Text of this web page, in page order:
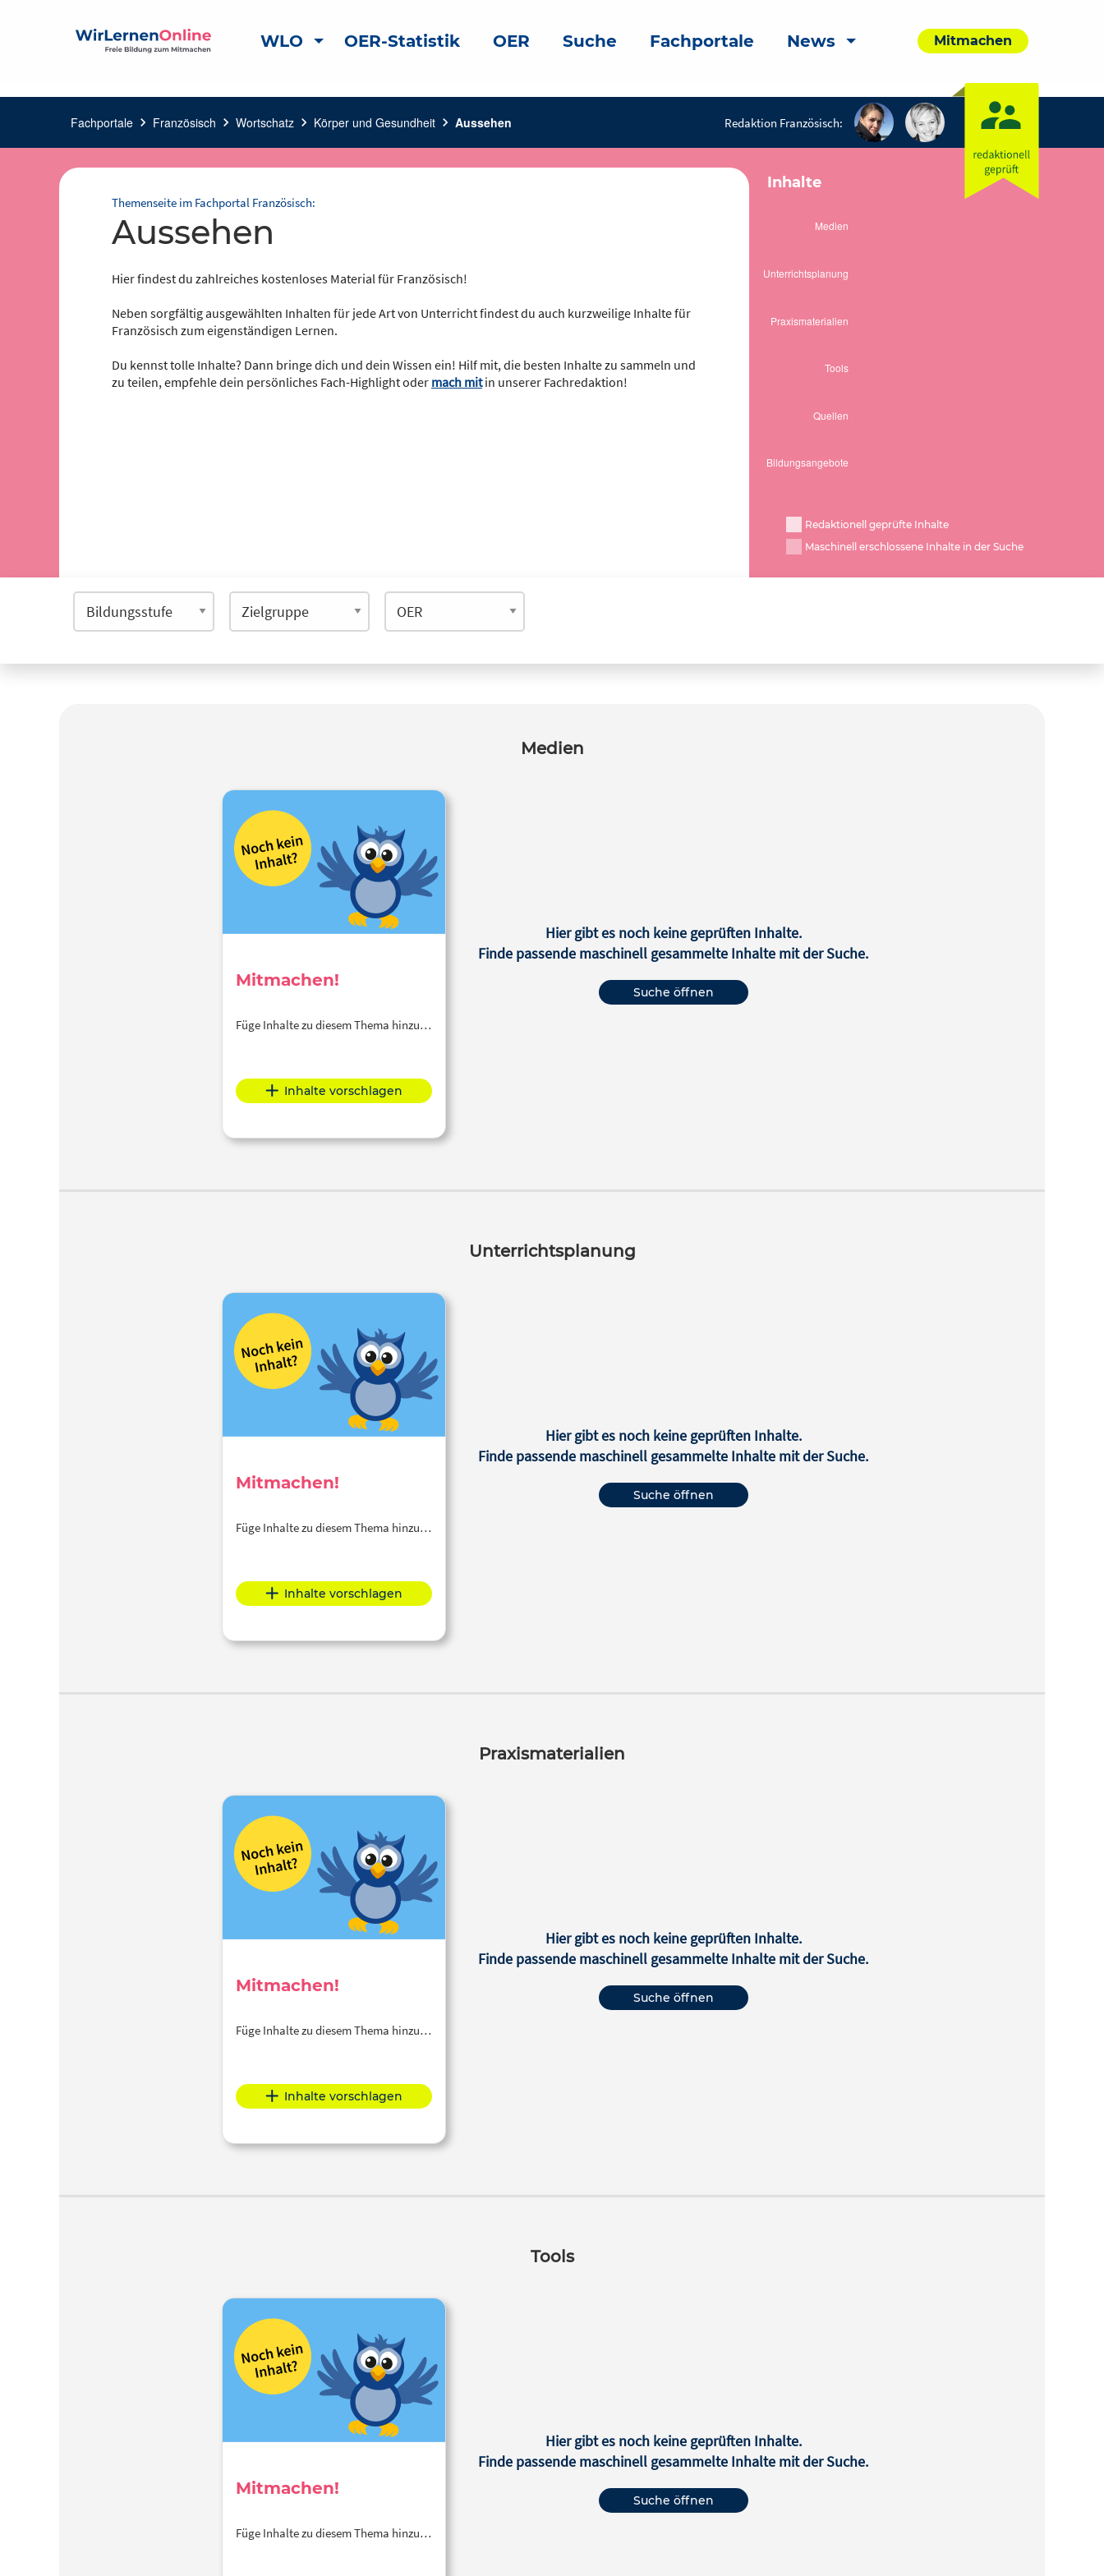
WLO OER-Statistik OER Suche Fachportale News Mitmachen
Fachportale chevron_right Französisch chevron_right Wortschatz chevron_right Körper und Gesundheit chevron_right Aussehen Redaktion Französisch:
Themenseite im Fachportal Französisch:
Aussehen
Hier findest du zahlreiches kostenloses Material für Französisch!
Neben sorgfältig ausgewählten Inhalten für jede Art von Unterricht findest du auch kurzweilige Inhalte für
Französisch zum eigenständigen Lernen.
Du kennst tolle Inhalte? Dann bringe dich und dein Wissen ein! Hilf mit, die besten Inhalte zu sammeln und
zu teilen, empfehle dein persönliches Fach-Highlight oder mach mitin unserer Fachredaktion!
Inhalte
Redaktionell geprüfte Inhalte
Maschinell erschlossene Inhalte in der Suche
Medien
Mitmachen!
Füge Inhalte zu diesem Thema hinzu…
Inhalte vorschlagen
Hier gibt es noch keine geprüften Inhalte.
Finde passende maschinell gesammelte Inhalte mit der Suche.
Suche öffnen
Unterrichtsplanung
Mitmachen!
Füge Inhalte zu diesem Thema hinzu…
Inhalte vorschlagen
Hier gibt es noch keine geprüften Inhalte.
Finde passende maschinell gesammelte Inhalte mit der Suche.
Suche öffnen
Praxismaterialien
Mitmachen!
Füge Inhalte zu diesem Thema hinzu…
Inhalte vorschlagen
Hier gibt es noch keine geprüften Inhalte.
Finde passende maschinell gesammelte Inhalte mit der Suche.
Suche öffnen
Tools
Mitmachen!
Füge Inhalte zu diesem Thema hinzu…
Hier gibt es noch keine geprüften Inhalte.
Finde passende maschinell gesammelte Inhalte mit der Suche.
Suche öffnen